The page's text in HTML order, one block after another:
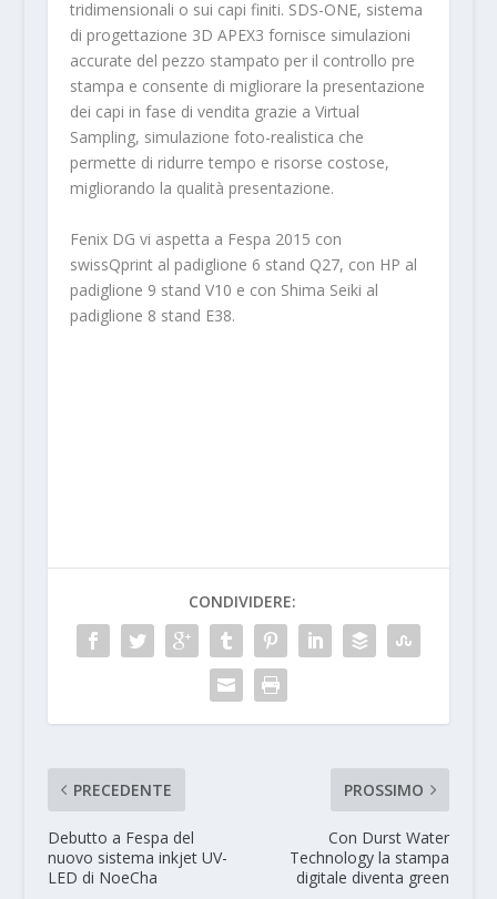
tridimensionali o sui capi finiti. SDS-ONE, sistema
di progettazione 3D APEX3 fornisce simulazioni
accurate del pezzo stampato per il controllo pre
stampa e consente di migliorare la presentazione
dei capi in fase di vendita grazie a Virtual
Sampling, simulazione foto-realistica che
permette di ridurre tempo e risorse costose,
migliorando la qualità presentazione.
Fenix DG vi aspetta a Fespa 2015 con
swissQprint al padiglione 6 stand Q27, con HP al
padiglione 9 stand V10 e con Shima Seiki al
padiglione 8 stand E38.
CONDIVIDERE:
PRECEDENTE
Debutto a Fespa del
nuovo sistema inkjet UV-
LED di NoeCha
PROSSIMO
Con Durst Water
Technology la stampa
digitale diventa green